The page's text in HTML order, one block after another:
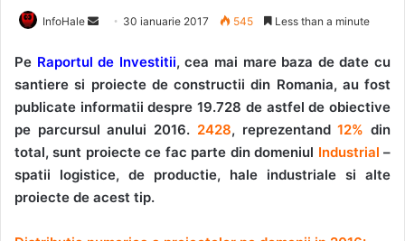
InfoHale
Send
email
30 ianuarie 2017 545 Less than a minute
Pe Raportul de Investitii, cea mai mare baza de date cu
santiere si proiecte de constructii din Romania, au fost
publicate informatii despre 19.728 de astfel de obiective
pe parcursul anului 2016. 2428, reprezentand12% din
total, sunt proiecte ce fac parte din domeniul Industrial –
spatii logistice, de productie, hale industriale si alte
proiecte de acest tip.